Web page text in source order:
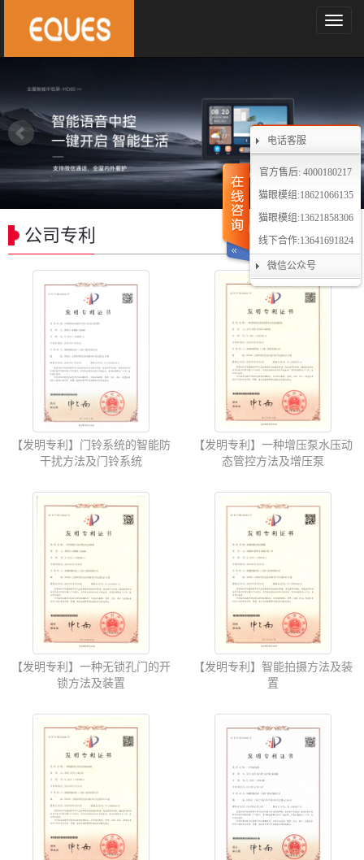
电话客服
官方售后: 4000180217
猫眼模组:18621066135
猫眼模组:13621858306
线下合作:13641691824
微信公众号
导
菜
公司专利
【发明专利】门铃系统的智能防
干扰方法及门铃系统
【发明专利】一种增压泵水压动
态管控方法及增压泵
【发明专利】一种无锁孔门的开
锁方法及装置
【发明专利】智能拍摄方法及装
置